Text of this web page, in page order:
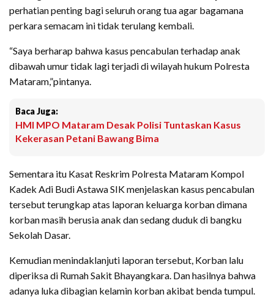
perhatian penting bagi seluruh orang tua agar bagamana
perkara semacam ini tidak terulang kembali.
“Saya berharap bahwa kasus pencabulan terhadap anak
dibawah umur tidak lagi terjadi di wilayah hukum Polresta
Mataram,”pintanya.
Baca Juga:
HMI MPO Mataram Desak Polisi Tuntaskan Kasus
Kekerasan Petani Bawang Bima
Sementara itu Kasat Reskrim Polresta Mataram Kompol
Kadek Adi Budi Astawa SIK menjelaskan kasus pencabulan
tersebut terungkap atas laporan keluarga korban dimana
korban masih berusia anak dan sedang duduk di bangku
Sekolah Dasar.
Kemudian menindaklanjuti laporan tersebut, Korban lalu
diperiksa di Rumah Sakit Bhayangkara. Dan hasilnya bahwa
adanya luka dibagian kelamin korban akibat benda tumpul.